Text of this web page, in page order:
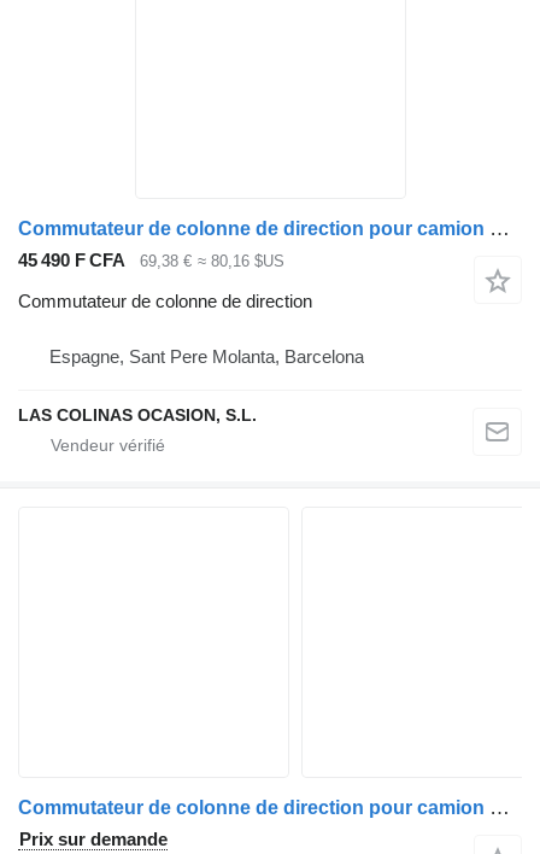
Commutateur de colonne de direction pour camion Nissan NT400 CABSTAR
45 490 F CFA 69,38 € ≈ 80,16 $US
Commutateur de colonne de direction
Espagne, Sant Pere Molanta, Barcelona
LAS COLINAS OCASION, S.L.
Commutateur de colonne de direction pour camion Nissan TRADE
Prix sur demande